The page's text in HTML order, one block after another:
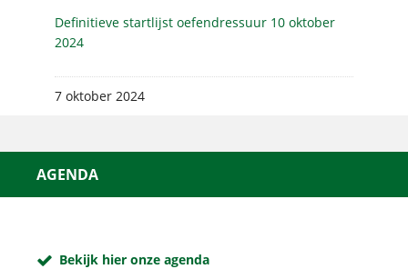
Definitieve startlijst oefendressuur 10 oktober
2024
7 oktober 2024
AGENDA
Bekijk hier onze agenda